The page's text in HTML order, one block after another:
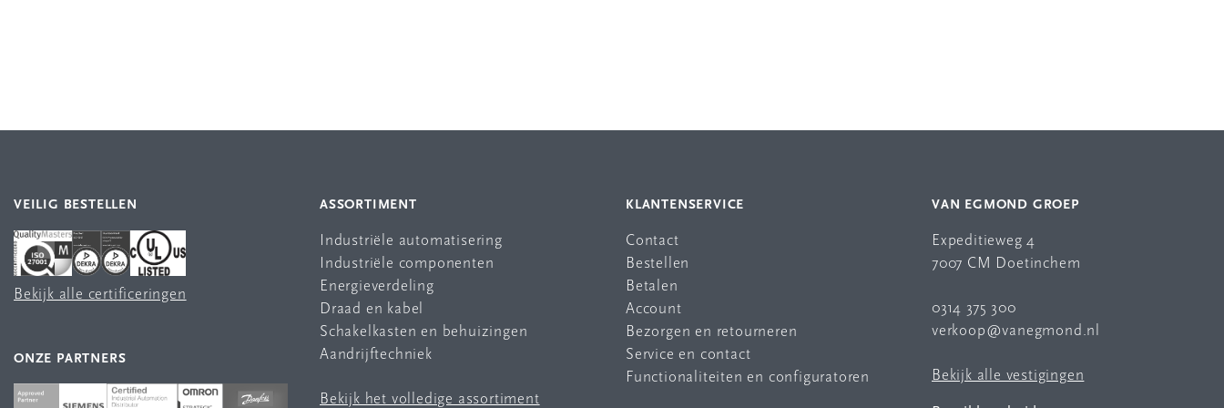
VEILIG BESTELLEN
Bekijk alle certificeringen
ONZE PARTNERS
ASSORTIMENT
Industriële automatisering
Industriële componenten
Energieverdeling
Draad en kabel
Schakelkasten en behuizingen
Aandrijftechniek
Bekijk het volledige assortiment
KLANTENSERVICE
Contact
Bestellen
Betalen
Account
Bezorgen en retourneren
Service en contact
Functionaliteiten en configuratoren
VAN EGMOND GROEP
Expeditieweg 4
7007 CM Doetinchem
0314 375 300
verkoop@vanegmond.nl
Bekijk alle vestigingen